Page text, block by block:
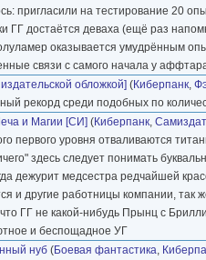
пригласили на тестирование 20
ГГ достаётся деваха (ещё раз
оказывается умудрённым
связи с самого начала у
обложкой] (Киберпанк,
рекорд среди подобных по
и Магии [СИ] (Киберпанк,
первого уровня отваливаются
здесь следует понимать
дежурит медсестра редчайшей
и другие работницы компании,
ГГ не какой-нибудь Прынц с
и беспощадное УГ
нуб (Боевая фантастика,